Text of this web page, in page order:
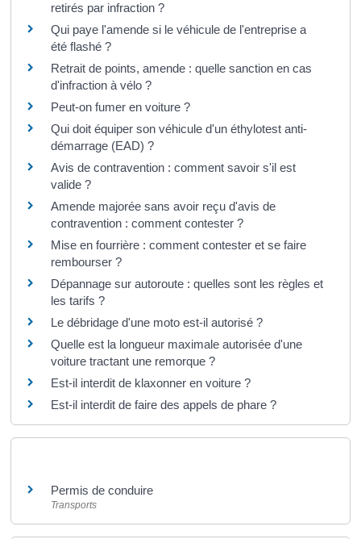
retirés par infraction ?
Qui paye l'amende si le véhicule de l'entreprise a
été flashé ?
Retrait de points, amende : quelle sanction en cas
d'infraction à vélo ?
Peut-on fumer en voiture ?
Qui doit équiper son véhicule d'un éthylotest anti-
démarrage (EAD) ?
Avis de contravention : comment savoir s'il est
valide ?
Amende majorée sans avoir reçu d'avis de
contravention : comment contester ?
Mise en fourrière : comment contester et se faire
rembourser ?
Dépannage sur autoroute : quelles sont les règles et
les tarifs ?
Le débridage d'une moto est-il autorisé ?
Quelle est la longueur maximale autorisée d'une
voiture tractant une remorque ?
Est-il interdit de klaxonner en voiture ?
Est-il interdit de faire des appels de phare ?
Permis de conduire
Transports